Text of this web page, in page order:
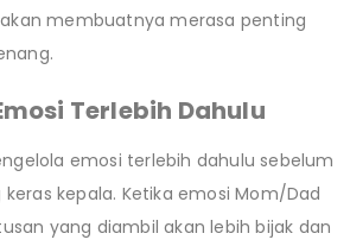
membuatnya merasa penting
Terlebih Dahulu
emosi terlebih dahulu sebelum
kepala. Ketika emosi Mom/Dad
yang diambil akan lebih bijak dan